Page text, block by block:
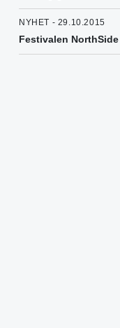
NYHET - 29.10.2015
Festivalen